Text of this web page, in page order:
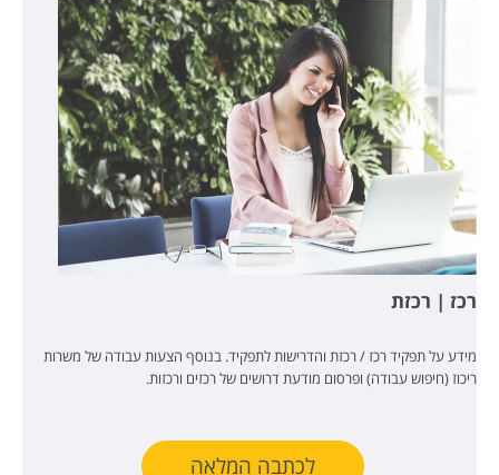
רכז | רכזת
מידע על תפקיד רכז / רכזת והדרישות לתפקיד. בנוסף הצעות עבודה של משרות
ריכוז (חיפוש עבודה) ופרסום מודעת דרושים של רכזים ורכזות.
לכתבה המלאה